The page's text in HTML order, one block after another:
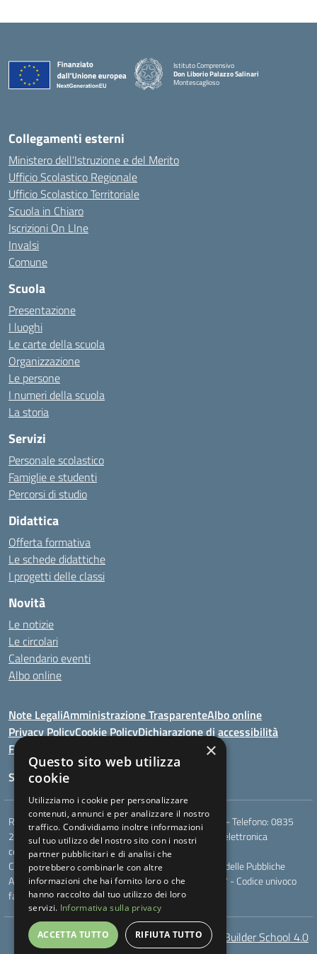
Istituto Comprensivo
Don Liborio Palazzo Salinari
Montescaglioso
Collegamenti esterni
Ministero dell'Istruzione e del Merito
Ufficio Scolastico Regionale
Ufficio Scolastico Territoriale
Scuola in Chiaro
Iscrizioni On LIne
Invalsi
Comune
Scuola
Presentazione
I luoghi
Le carte della scuola
Organizzazione
Le persone
I numeri della scuola
La storia
Servizi
Personale scolastico
Famiglie e studenti
Percorsi di studio
Didattica
Offerta formativa
Le schede didattiche
I progetti delle classi
Novità
Le notizie
Le circolari
Calendario eventi
Albo online
Note LegaliAmministrazione TrasparenteAlbo online
Privacy PolicyCookie PolicyDichiarazione di accessibilità
Feedback
Seguici su:
Rione Marco Polo, snc - 75024 Montescaglioso (MT) - Telefono:0835
207109- Email:mtic823003@istruzione.it- Posta elettronica
certificata (PEC):mtic823003@pec.istruzione.it
Codice meccanografico: MTIC823003 - Codice Indice delle Pubbliche
Amministrazioni (IPA): - Codice fiscale 93049170777 - Codice univoco
fatturazione elettronica (CUF): UF044V
AcceBuilder School 4.0
×
Questo sito web utilizza
cookie
Utilizziamo i cookie per personalizzare
contenuti, annunci e per analizzare il nostro
traffico. Condividiamo inoltre informazioni
sul tuo utilizzo del nostro sito con i nostri
partner pubblicitari e di analisi che
potrebbero combinarle con altre
informazioni che hai fornito loro o che
hanno raccolto dal tuo utilizzo dei loro
servizi. Informativa sulla privacy
ACCETTA TUTTO RIFIUTA TUTTO